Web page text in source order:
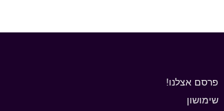
פרסם אצלנו!
שימושון